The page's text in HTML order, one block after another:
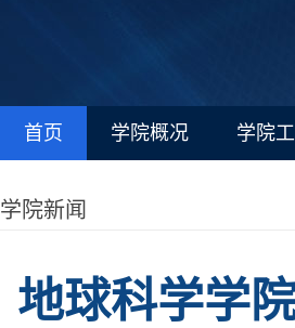
首页 学院概况 学院
学院新闻
地球科学学